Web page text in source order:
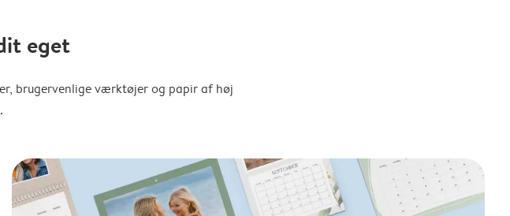
eget
brugervenlige værktøjer og papir af høj